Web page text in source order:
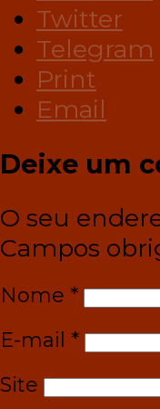
Twitter
Telegram
Print
Email
Deixe um
O seu
Campos
Nome *
E-mail *
Site